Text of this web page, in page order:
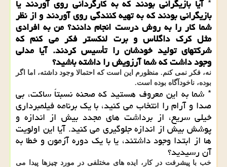
* آیا بازیگرانی بودند که به کارگردانی روی آوردند یا
بازیگرانی بودند که به تهیه کنندگی روی آوردند و از نظر
شما کار را به روش درست انجام دادند؟ من به افرادی
مثل کرک داگلاس و برت لنکستر فکر می کنم که
شرکتهای تولید خودشان را تأسیس کردند. آیا مدلی
وجود داشت که شما آرزویش را داشته باشید؟
نه، فکر نمی کنم. منظورم این است که احتمالا وجود داشته، اما اگر
بوده، ناخودآگاه بوده است.
* شما به این معروف هستید که صحنه نسبتاً ساکت، بی
صدا و آرام را انتخاب می کنید، با یک برنامه فیلمبرداری
خیلی سریع، از برداشت های مجدد بیش از اندازه و
پوشش بیش از اندازه جلوگیری می کنید. آیا این اولویت
ها از ابتدا وجود داشتند، یا با یک دوره آزمون و خطا به
آن رسیدید؟
خب با پیشرفت در کار، ایده های مختلفی در مورد چیزها پیدا می